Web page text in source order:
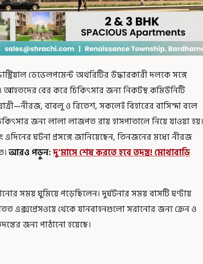
ডেভেলপমেন্ট অথরিটির উদ্ধারকারী দলকে সঙ্গে
বের করে চিকিৎসার জন্য নিকটস্থ কমিউনিটি
বাবলু ও রিতেশ, সকলেই বিহারের বাসিন্দা বলে
জন্য লালা লাজপত রায় হাসপাতালে নিয়ে যাওয়া হয়।
ঘটনা প্রসঙ্গে জানিয়েছেন, তিনজনের মধ্যে নীরজ
আরও পড়ুন:দু’মাসে শেষ করতে হবে তদন্ত! মোথাবাড়ি
সময় ঘুমিয়ে পড়েছিলেন। দুর্ঘটনার সময় বাসটি ঘণ্টায়
এক্সপ্রেসওয়ে থেকে যানবাহনগুলো সরানোর জন্য ক্রেন ও
জন্য পাঠানো হয়েছে।